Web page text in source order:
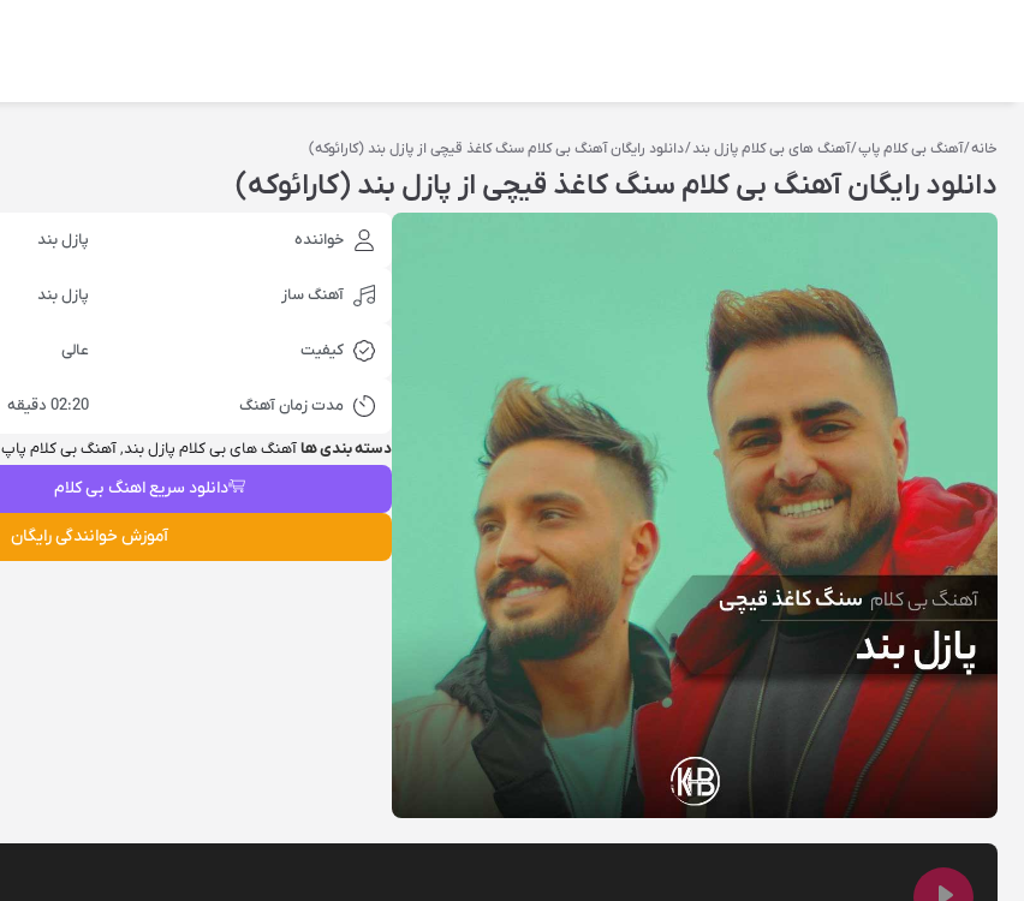
خانه/آهنگ بی کلام پاپ/آهنگ‌ های بی‌ کلام پازل بند/ دانلود رایگان آهنگ بی کلام سنگ کاغذ قیچی از پازل بند (کارائوکه)
دانلود رایگان آهنگ بی کلام سنگ کاغذ قیچی از پازل بند (کارائوکه)
خواننده پازل بند
آهنگ ساز پازل بند
کیفیت عالی
مدت زمان آهنگ 02:20 دقیقه
دسته بندی هاآهنگ‌ های بی‌ کلام پازل بند,آهنگ بی کلام پاپ
دانلود سریع اهنگ بی کلام
آموزش خوانندگی رایگان